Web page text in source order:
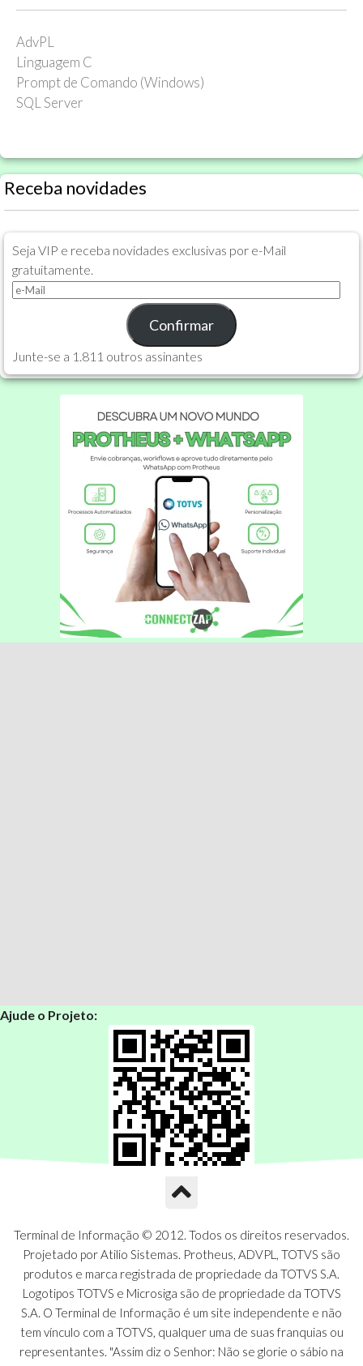
AdvPL
Linguagem C
Prompt de Comando (Windows)
SQL Server
Receba novidades
Seja VIP e receba novidades exclusivas por e-Mail
gratuitamente.
e-
Confirmar
Junte-se a 1.811 outros assinantes
Ajude o Projeto:
Terminal de Informação © 2012. Todos os direitos reservados.
Projetado por Atilio Sistemas. Protheus, ADVPL, TOTVS são
produtos e marca registrada de propriedade da TOTVS S.A.
Logotipos TOTVS e Microsiga são de propriedade da TOTVS
S.A. O Terminal de Informação é um site independente e não
tem vínculo com a TOTVS, qualquer uma de suas franquias ou
representantes. "Assim diz o Senhor: Não se glorie o sábio na